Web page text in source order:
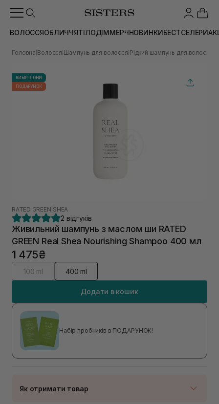
ВОЛОССЯОБЛИЧЧЯТІЛОДІММЕРЧНОВИНКИБЕСТСЕЛЕРИ
Головна Волосся Шампунь для волосся Рідкий шампунь для волосся
ВИБІР ІЛОНИ
ПОДАРУНОК
RATED GREEN SHEA
2 відгуків
Живильний шампунь з маслом ши RATED
GREEN Real Shea Nourishing Shampoo 400 мл
1 475₴
100 ml 400 ml
Додати в кошик
Набір пробників в ПОДАРУНОК!
Як отримати товар